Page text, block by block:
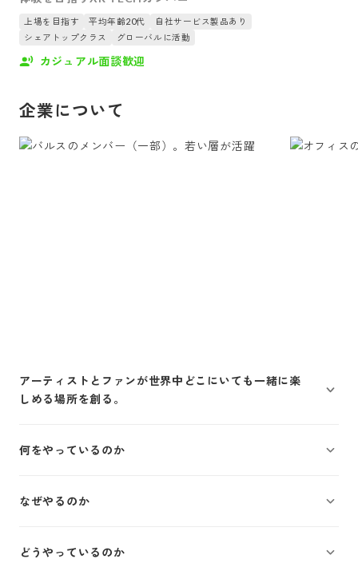
上場を目指す 平均年齢20代
自社サービス製品あり
シェアトップクラス
グローバルに活動
カジュアル面談歓迎
企業について
アーティストとファンが世界中どこにいても一緒に楽
しめる場所を創る。
何をやっているのか
なぜやるのか
どうやっているのか